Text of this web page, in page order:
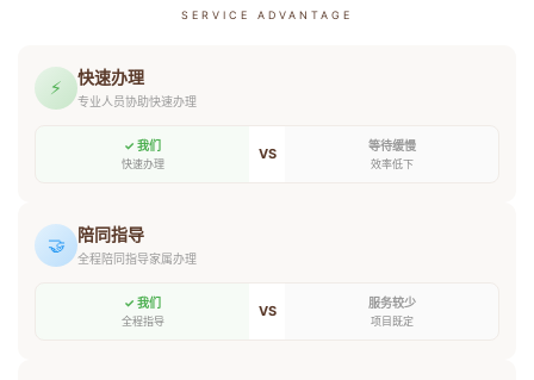
SERVICE ADVANTAGE
⚡ 快速办理
专业人员协助快速办理
✓ 我们
快速办理
VS 等待缓慢
效率低下
🤝 陪同指导
全程陪同指导家属办理
✓ 我们
全程指导
VS 服务较少
项目既定